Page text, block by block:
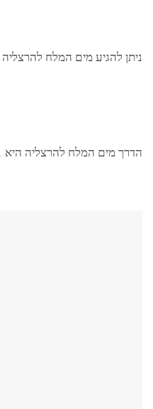
ניתן להגיע מים המלח להרצליה
הדרך מים המלח להרצליה היא 121 ק"מ. אתה תגיע ברכב שלנו עם נהג תוך 95 דקות. בחרו אנשי מקצוע, טיילו ברחבי ישראל עם ORMAX!